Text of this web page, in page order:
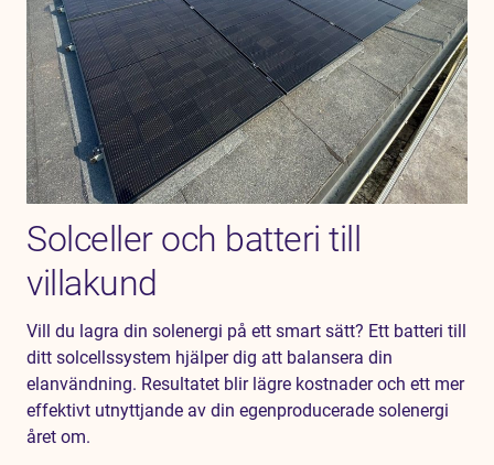
Solceller och batteri till
villakund
Vill du lagra din solenergi på ett smart sätt? Ett batteri till
ditt solcellssystem hjälper dig att balansera din
elanvändning. Resultatet blir lägre kostnader och ett mer
effektivt utnyttjande av din egenproducerade solenergi
året om.